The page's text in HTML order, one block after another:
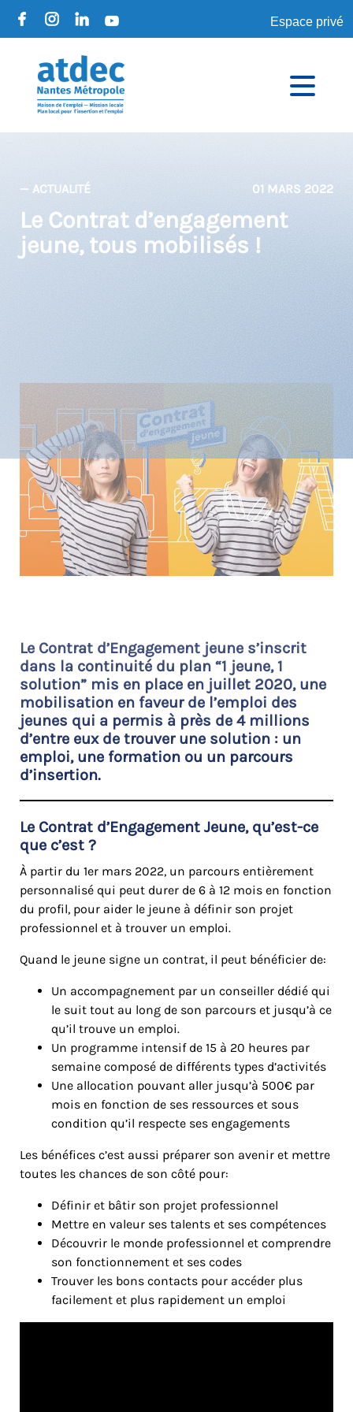
Espace privé
— ACTUALITÉ 01 MARS 2022
Le Contrat d’engagement
jeune, tous mobilisés !
Le Contrat d’Engagement jeune s’inscrit
dans la continuité du plan “1 jeune, 1
solution” mis en place en juillet 2020, une
mobilisation en faveur de l’emploi des
jeunes qui a permis à près de 4 millions
d’entre eux de trouver une solution : un
emploi, une formation ou un parcours
d’insertion.
Le Contrat d’Engagement Jeune, qu’est-ce
que c’est ?
À partir du 1er mars 2022, un parcours entièrement
personnalisé qui peut durer de 6 à 12 mois en fonction
du profil, pour aider le jeune à définir son projet
professionnel et à trouver un emploi.
Quand le jeune signe un contrat, il peut bénéficier de:
Un accompagnement par un conseiller dédié qui
le suit tout au long de son parcours et jusqu’à ce
qu’il trouve un emploi.
Un programme intensif de 15 à 20 heures par
semaine composé de différents types d’activités
Une allocation pouvant aller jusqu’à 500€ par
mois en fonction de ses ressources et sous
condition qu’il respecte ses engagements
Les bénéfices c’est aussi préparer son avenir et mettre
toutes les chances de son côté pour:
Définir et bâtir son projet professionnel
Mettre en valeur ses talents et ses compétences
Découvrir le monde professionnel et comprendre
son fonctionnement et ses codes
Trouver les bons contacts pour accéder plus
facilement et plus rapidement un emploi